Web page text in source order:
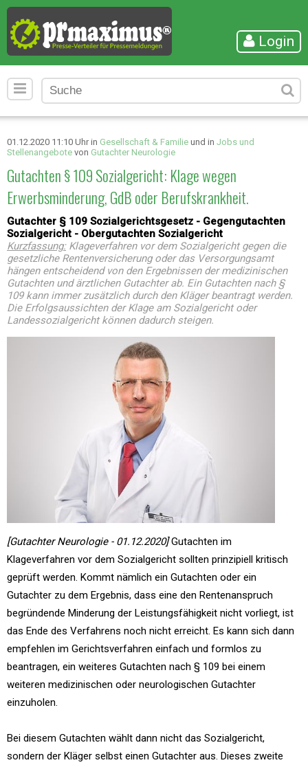
Login
01.12.2020 11:10 Uhr in Gesellschaft & Familie und in Jobs und
Stellenangebote von Gutachter Neurologie
Gutachten § 109 Sozialgericht: Klage wegen
Erwerbsminderung, GdB oder Berufskrankheit.
Gutachter § 109 Sozialgerichtsgesetz - Gegengutachten
Sozialgericht - Obergutachten Sozialgericht
Kurzfassung:Klageverfahren vor dem Sozialgericht gegen die
gesetzliche Rentenversicherung oder das Versorgungsamt
hängen entscheidend von den Ergebnissen der medizinischen
Gutachten und ärztlichen Gutachter ab. Ein Gutachten nach §
109 kann immer zusätzlich durch den Kläger beantragt werden.
Die Erfolgsaussichten der Klage am Sozialgericht oder
Landessozialgericht können dadurch steigen.
[Gutachter Neurologie - 01.12.2020]Gutachten im
Klageverfahren vor dem Sozialgericht sollten prinzipiell kritisch
geprüft werden. Kommt nämlich ein Gutachten oder ein
Gutachter zu dem Ergebnis, dass eine den Rentenanspruch
begründende Minderung der Leistungsfähigkeit nicht vorliegt, ist
das Ende des Verfahrens noch nicht erreicht. Es kann sich dann
empfehlen im Gerichtsverfahren einfach und formlos zu
beantragen, ein weiteres Gutachten nach § 109 bei einem
weiteren medizinischen oder neurologischen Gutachter
einzuholen.
Bei diesem Gutachten wählt dann nicht das Sozialgericht,
sondern der Kläger selbst einen Gutachter aus. Dieses zweite